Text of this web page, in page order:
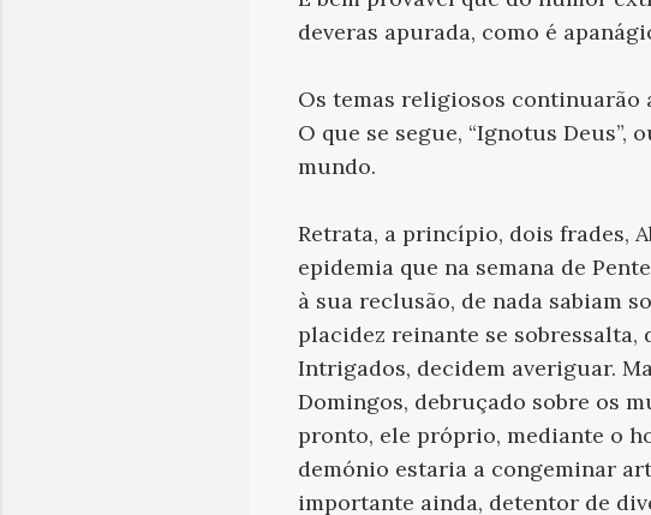
deveras apurada, como é
Os temas religiosos continuarão
O que se segue, “Ignotus Deus”,
mundo.
Retrata, a princípio, dois frades,
epidemia que na semana de
à sua reclusão, de nada sabiam
placidez reinante se sobressalta,
Intrigados, decidem averiguar.
Domingos, debruçado sobre os
pronto, ele próprio, mediante o
demónio estaria a congeminar
importante ainda, detentor de